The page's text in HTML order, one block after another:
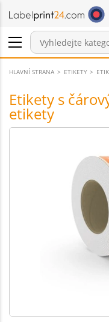
Přihlášení /
Sdělení
HLAVNÍ STRANA ETIKETY
Etikety s
etikety